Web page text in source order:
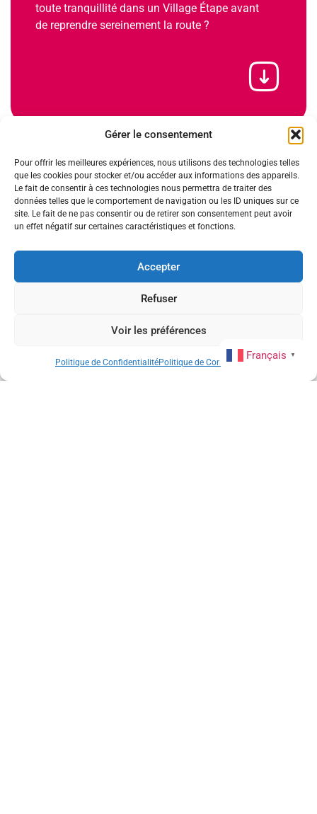
Gérer le consentement
Pour offrir les meilleures expériences, nous utilisons des technologies telles
que les cookies pour stocker et/ou accéder aux informations des appareils.
Le fait de consentir à ces technologies nous permettra de traiter des
données telles que le comportement de navigation ou les ID uniques sur ce
site. Le fait de ne pas consentir ou de retirer son consentement peut avoir
un effet négatif sur certaines caractéristiques et fonctions.
Accepter
Refuser
Voir les préférences
Politique de ConfidentialitéPolitique de Confidentialité
toute tranquillité dans un Village Étape avant
de reprendre sereinement la route ?
Et si vous testiez les Villages Étapes ?
Français ▼